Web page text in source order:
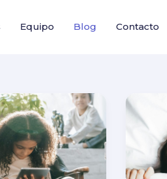
Equipo Blog Contacto
real:
social